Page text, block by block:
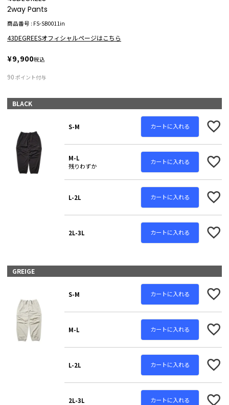
2way Pants
商品番号 FS-SB0011in
43DEGREESオフィシャルページはこちら
¥9,900税込
90 ポイント付与
BLACK
S-M カートに入れる
M-L
残りわずか
カートに入れる
L-2L カートに入れる
2L-3L カートに入れる
GREIGE
S-M カートに入れる
M-L カートに入れる
L-2L カートに入れる
2L-3L カートに入れる